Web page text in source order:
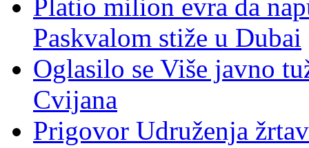
Platio milion evra da
Paskvalom stiže u Dubai
Oglasilo se Više javno
Cvijana
Prigovor Udruženja